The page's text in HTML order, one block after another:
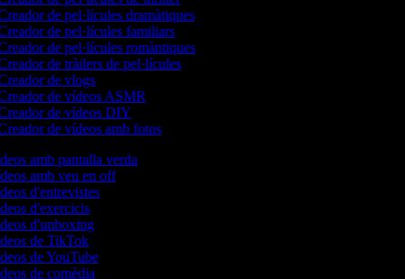
de pel·lícules dramàtiques
de pel·lícules familiars
de pel·lícules romàntiques
de tràilers de pel·lícules
de vlogs
de vídeos ASMR
de vídeos DIY
de vídeos amb fotos
amb pantalla verda
amb veu en off
d'entrevistes
d'exercicis
d'unboxing
de TikTok
de YouTube
de comèdia